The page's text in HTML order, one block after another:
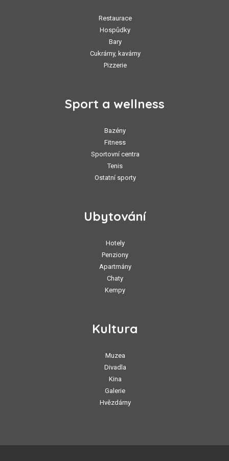
Restaurace
Hospůdky
Bary
Cukrárny, kavárny
Pizzerie
Sport a wellness
Bazény
Fitness
Sportovní centra
Tenis
Ostatní sporty
Ubytování
Hotely
Penziony
Apartmány
Chaty
Kempy
Kultura
Muzea
Divadla
Kina
Galerie
Hvězdárny